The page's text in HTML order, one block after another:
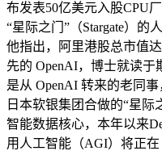
布发表50亿美元入股CPU
“星际之门”（Stargate）的
他指出，阿里港股总市值
先的 OpenAI，博士就读
是从 OpenAI 转来的老同
日本软银集团合做的“星
智能数据核心，本年以来
用人工智能（AGI）将正